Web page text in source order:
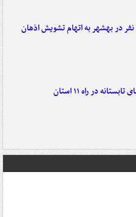
دستگیری ۶ نفر در بهشهر به اتهام تشویش اذهان
در راه ۱۱ استان